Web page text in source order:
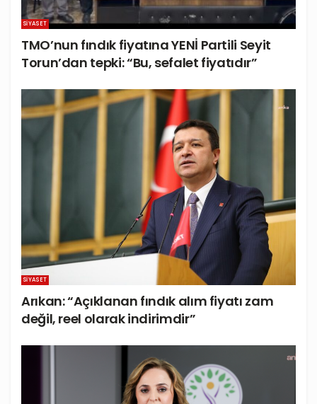
SIYASET
TMO’nun fındık fiyatına YENİ Partili Seyit
Torun’dan tepki: “Bu, sefalet fiyatıdır”
SIYASET
Arıkan: “Açıklanan fındık alım fiyatı zam
değil, reel olarak indirimdir”